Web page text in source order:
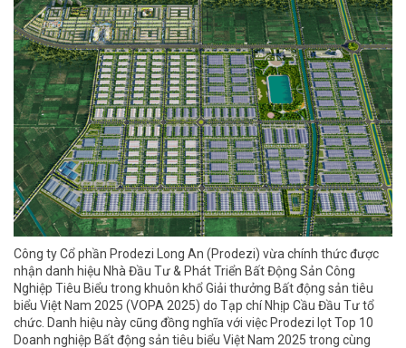
Công ty Cổ phần Prodezi Long An (Prodezi) vừa chính thức được
nhận danh hiệu Nhà Đầu Tư & Phát Triển Bất Động Sản Công
Nghiệp Tiêu Biểu trong khuôn khổ Giải thưởng Bất động sản tiêu
biểu Việt Nam 2025 (VOPA 2025) do Tạp chí Nhịp Cầu Đầu Tư tổ
chức. Danh hiệu này cũng đồng nghĩa với việc Prodezi lọt Top 10
Doanh nghiệp Bất động sản tiêu biểu Việt Nam 2025 trong cùng